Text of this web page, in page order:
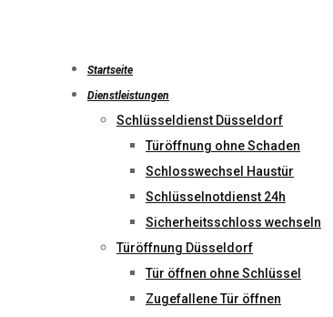
Startseite
Dienstleistungen
Schlüsseldienst Düsseldorf
Türöffnung ohne Schaden
Schlosswechsel Haustür
Schlüsselnotdienst 24h
Sicherheitsschloss wechseln
Türöffnung Düsseldorf
Tür öffnen ohne Schlüssel
Zugefallene Tür öffnen